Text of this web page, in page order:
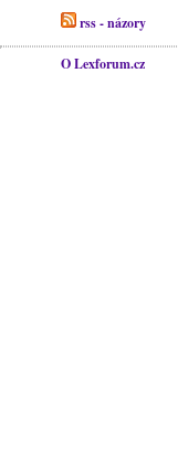
rss - názory
O Lexforum.cz